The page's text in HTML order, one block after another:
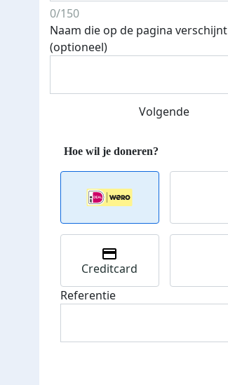
bedankt
0/150
Naam die op de pagina verschijnt
(optioneel)
Volgende
Creditcard
Referentie